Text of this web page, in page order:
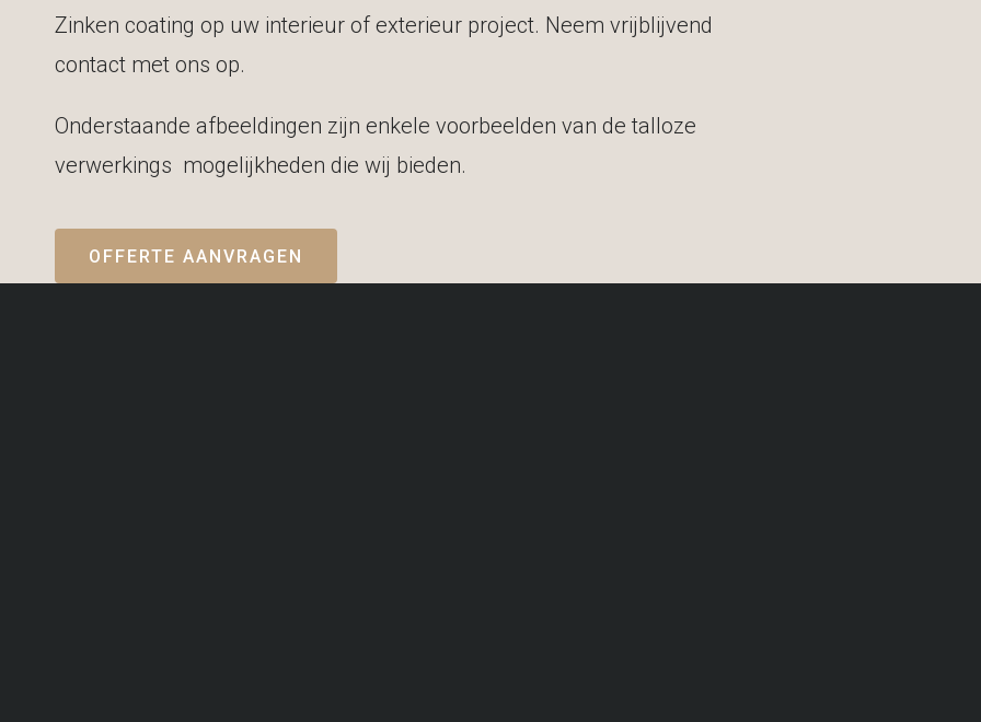
Zinken coating op uw interieur of exterieur project. Neem vrijblijvend
contact met ons op.
Onderstaande afbeeldingen zijn enkele voorbeelden van de talloze
verwerkings mogelijkheden die wij bieden.
OFFERTE AANVRAGEN